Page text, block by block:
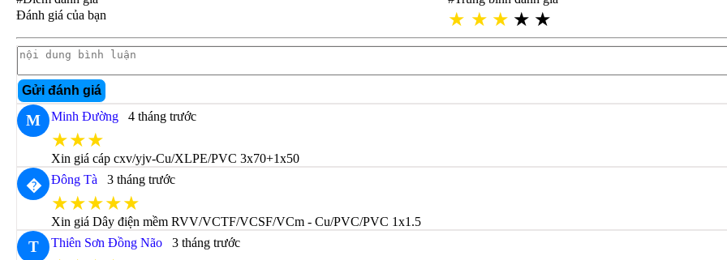
Đánh giá của bạn
★ ★ ★ ★ ★
Gửi đánh giá
M Minh Đường 4 tháng trước
★★★
Xin giá cáp cxv/yjv-Cu/XLPE/PVC 3x70+1x50
� Đông Tà 3 tháng trước
★★★★★
Xin giá Dây điện mềm RVV/VCTF/VCSF/VCm - Cu/PVC/PVC 1x1.5
T Thiên Sơn Đồng Não 3 tháng trước